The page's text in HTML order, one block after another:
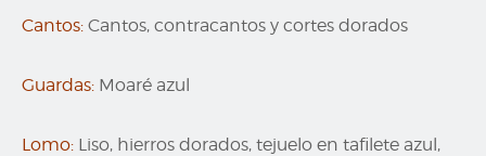
Cantos: Cantos, contracantos y cortes dorados
Guardas: Moaré azul
Lomo: Liso, hierros dorados, tejuelo en tafilete azul,